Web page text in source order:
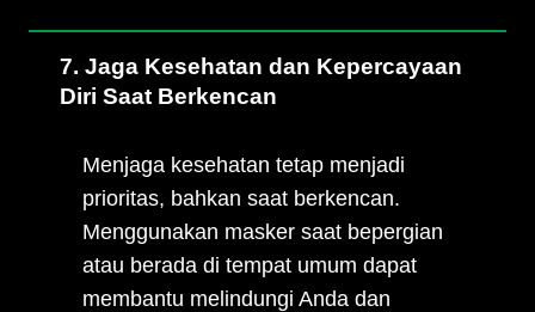
7. Jaga Kesehatan dan Kepercayaan
Diri Saat Berkencan
Menjaga kesehatan tetap menjadi
prioritas, bahkan saat berkencan.
Menggunakan masker saat bepergian
atau berada di tempat umum dapat
membantu melindungi Anda dan